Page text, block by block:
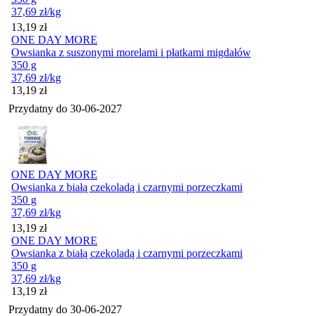
37,69 zł/kg
Cena
13,19 zł
ONE DAY MORE
Owsianka z suszonymi morelami i płatkami migdałów
350 g
37,69 zł/kg
Cena
13,19 zł
Przydatny do 30-06-2027
ONE DAY MORE
Owsianka z białą czekoladą i czarnymi porzeczkami
350 g
37,69 zł/kg
Cena
13,19 zł
ONE DAY MORE
Owsianka z białą czekoladą i czarnymi porzeczkami
350 g
37,69 zł/kg
Cena
13,19 zł
Przydatny do 30-06-2027